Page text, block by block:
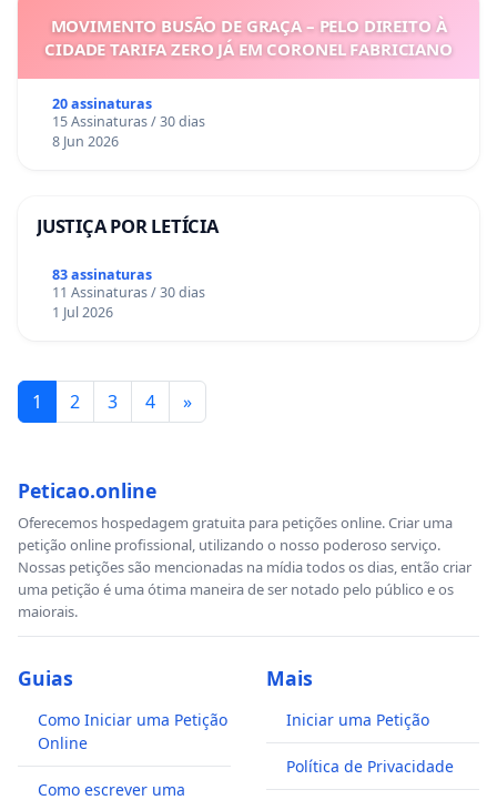
MOVIMENTO BUSÃO DE GRAÇA – PELO DIREITO À
CIDADE TARIFA ZERO JÁ EM CORONEL FABRICIANO
20 assinaturas
15 Assinaturas / 30 dias
8 Jun 2026
JUSTIÇA POR LETÍCIA
83 assinaturas
11 Assinaturas / 30 dias
1 Jul 2026
1 2 3 4 »
Peticao.online
Oferecemos hospedagem gratuita para petições online. Criar uma
petição online profissional, utilizando o nosso poderoso serviço.
Nossas petições são mencionadas na mídia todos os dias, então criar
uma petição é uma ótima maneira de ser notado pelo público e os
maiorais.
Guias
Como Iniciar uma Petição
Online
Como escrever uma
Mais
Iniciar uma Petição
Política de Privacidade